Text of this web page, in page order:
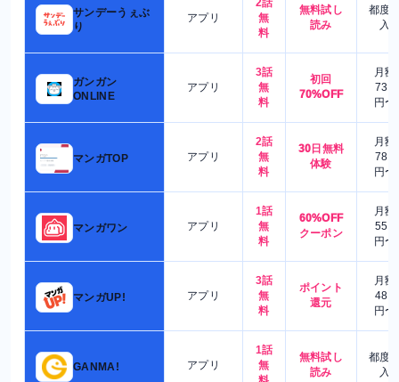
サンデーうぇぶ
り
アプリ
2話
無
料
無料試し
読み
都度
入
ガンガン
ONLINE
アプリ
3話
無
料
初回
70%OFF
月額
730
円〜
マンガTOP アプリ
2話
無
料
30日無料
体験
月額
780
円〜
マンガワン アプリ
1話
無
料
60%OFF
クーポン
月額
550
円〜
マンガUP! アプリ
3話
無
料
ポイント
還元
月額
480
円〜
GANMA! アプリ
1話
無
無料試し
読み
都度
入